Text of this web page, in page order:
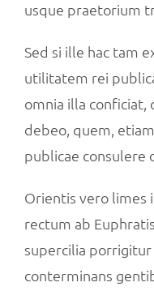
usque praetorium
Sed si ille hac tam
utilitatem rei
omnia illa conficiat,
debeo, quem,
publicae consulere
Orientis vero limes
rectum ab
supercilia porrigitur
conterminans